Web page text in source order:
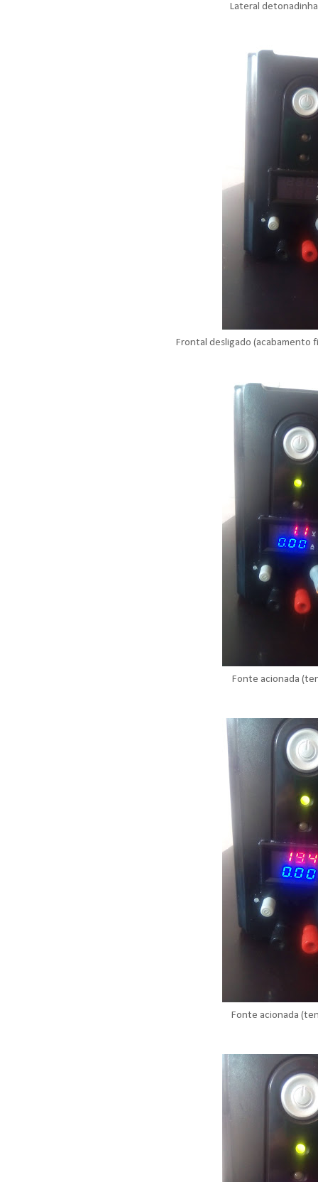
Lateral
Frontal desligado (acabamento
Fonte acionada
Fonte acionada